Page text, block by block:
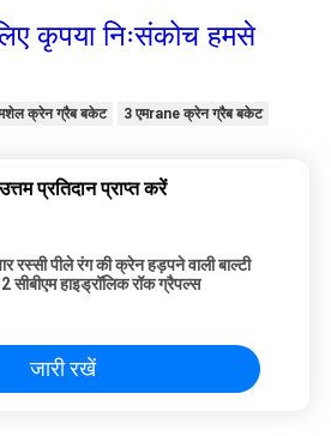
कृपया निःसंकोच हमसे
क्रेन ग्रैब बकेट 3 एमrane क्रेन ग्रैब बकेट
प्रतिदान प्राप्त करें
रस्सी पीले रंग की क्रेन हड़पने वाली बाल्टी
सीबीएम हाइड्रॉलिक रॉक ग्रैपल्स
जारी रखें